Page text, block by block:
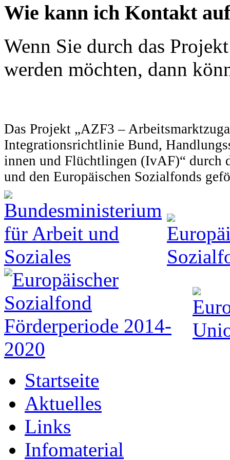
Wie kann ich Kontakt
Wenn Sie durch das
werden möchten, dann
Das Projekt „AZF3 –
Integrationsrichtlinie Bund,
innen und Flüchtlingen (IvAF)“ durch
und den Europäischen Sozialfonds
Startseite
Aktuelles
Links
Infomaterial